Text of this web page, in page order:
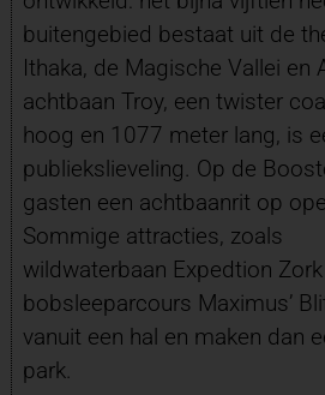
buitengebied bestaat uit de
Ithaka, de Magische Vallei en
achtbaan Troy, een twister
hoog en 1077 meter lang, is
publiekslieveling. Op de
gasten een achtbaanrit op
Sommige attracties, zoals
wildwaterbaan Expedtion
bobsleeparcours Maximus’
vanuit een hal en maken dan
park.